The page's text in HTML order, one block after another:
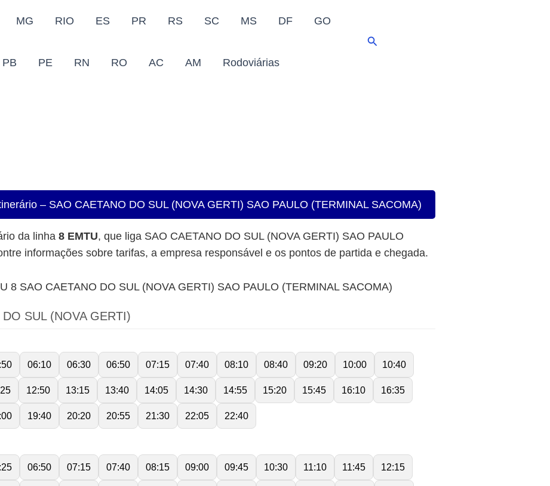
MG RIO ES PR RS SC MS DF GO
PB PE RN RO AC AM Rodoviárias
Pesquisar
– SAO CAETANO DO SUL (NOVA GERTI) SAO PAULO (TERMINAL SACOMA)
da linha 8 EMTU, que liga SAO CAETANO DO SUL (NOVA GERTI) SAO PAULO
informações sobre tarifas, a empresa responsável e os pontos de partida e chegada.
8 SAO CAETANO DO SUL (NOVA GERTI) SAO PAULO (TERMINAL SACOMA)
SUL (NOVA GERTI)
06:10 06:30 06:50 07:15 07:40 08:10 08:40 09:20 10:00 10:40
12:50 13:15 13:40 14:05 14:30 14:55 15:20 15:45 16:10 16:35
19:40 20:20 20:55 21:30 22:05 22:40
06:50 07:15 07:40 08:15 09:00 09:45 10:30 11:10 11:45 12:15